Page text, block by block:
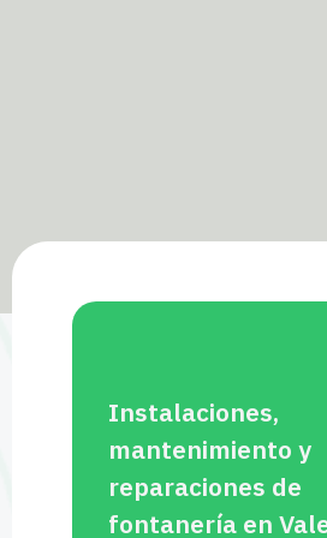
Instalaciones,
mantenimiento y
reparaciones de
fontanería en